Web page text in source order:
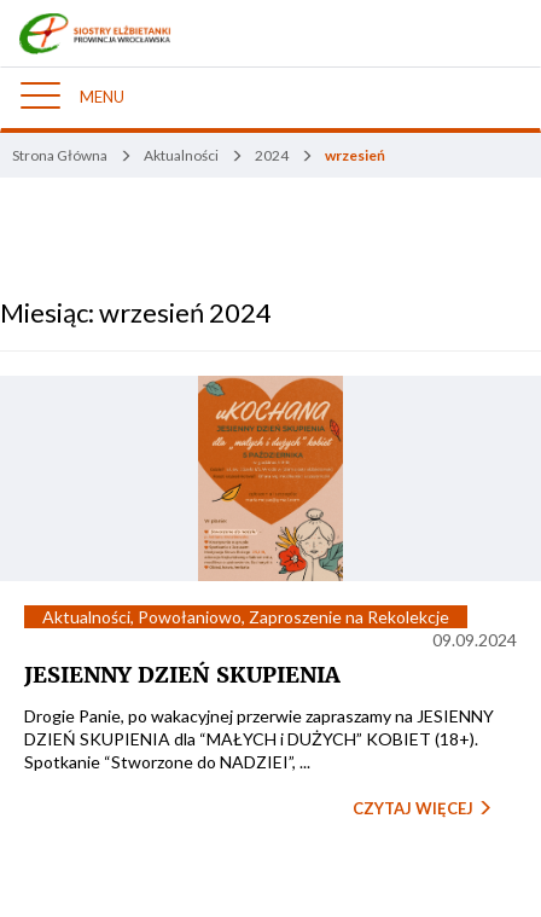
Nawigacja
MENU
Strona Główna Aktualności 2024 wrzesień
Miesiąc:wrzesień 2024
Aktualności, Powołaniowo, Zaproszenie na Rekolekcje
09.09.2024
JESIENNY DZIEŃ SKUPIENIA
Drogie Panie, po wakacyjnej przerwie zapraszamy na JESIENNY
DZIEŃ SKUPIENIA dla “MAŁYCH i DUŻYCH” KOBIET (18+).
Spotkanie “Stworzone do NADZIEI”, ...
CZYTAJ WIĘCEJ